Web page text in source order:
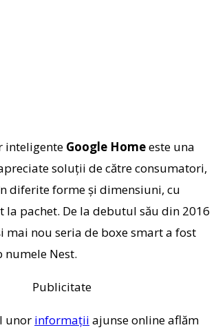
inteligente Google Homeeste una
soluții de către consumatori,
diferite forme și dimensiuni, cu
la pachet. De la debutul său din 2016
mai nou seria de boxe smart a fost
Nest.
Publicitate
unor informații ajunse online aflăm